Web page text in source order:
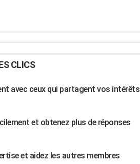
CLICS
avec ceux qui partagent vos intérêts
et obtenez plus de réponses
et aidez les autres membres